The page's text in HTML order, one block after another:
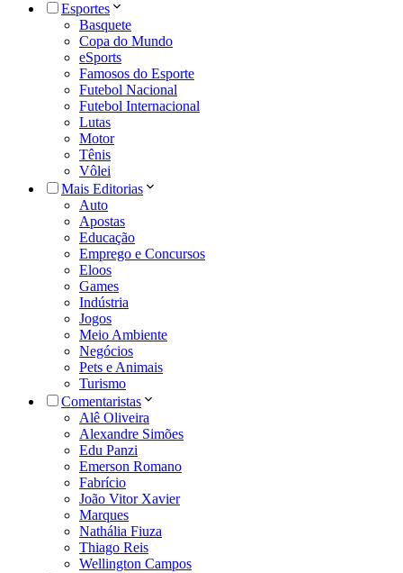
Esportes
Basquete
Copa do Mundo
eSports
Famosos do Esporte
Futebol Nacional
Futebol Internacional
Lutas
Motor
Tênis
Vôlei
Mais Editorias
Auto
Apostas
Educação
Emprego e Concursos
Eloos
Games
Indústria
Jogos
Meio Ambiente
Negócios
Pets e Animais
Turismo
Comentaristas
Alê Oliveira
Alexandre Simões
Edu Panzi
Emerson Romano
Fabrício
João Vitor Xavier
Marques
Nathália Fiuza
Thiago Reis
Wellington Campos